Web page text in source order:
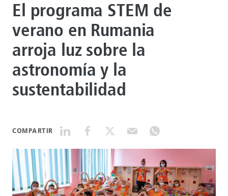
de prensa
DATASHEETS
SEARCH
El programa STEM de
verano en Rumania
arroja luz sobre la
astronomía y la
sustentabilidad
COMPARTIR